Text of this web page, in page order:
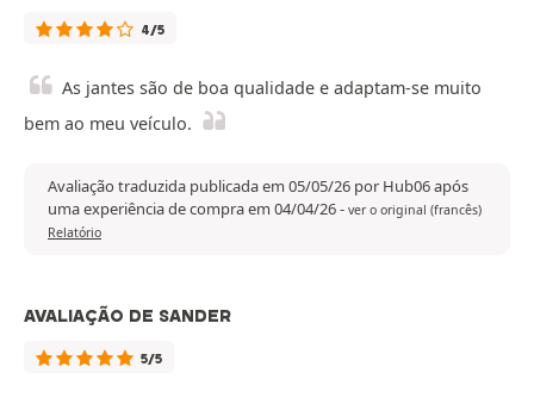
4/5
As jantes são de boa qualidade e adaptam-se muito
bem ao meu veículo.
Avaliação traduzida publicada em 05/05/26 por Hub06 após
uma experiência de compra em 04/04/26- ver o original (francês)
Relatório
AVALIAÇÃO DE SANDER
5/5